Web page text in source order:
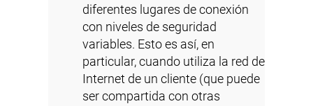
diferentes lugares de conexión
con niveles de seguridad
variables. Esto es así, en
particular, cuando utiliza la red de
Internet de un cliente (que puede
ser compartida con otras